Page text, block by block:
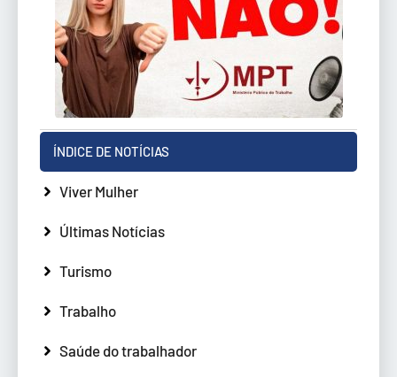
ÍNDICE DE NOTÍCIAS
Viver Mulher
Últimas Notícias
Turismo
Trabalho
Saúde do trabalhador